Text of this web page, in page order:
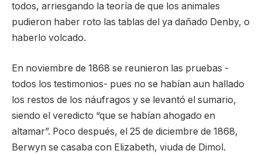
todos, arriesgando la teoría de que los animales
pudieron haber roto las tablas del ya dañado Denby, o
haberlo volcado.
En noviembre de 1868 se reunieron las pruebas -
todos los testimonios- pues no se habían aun hallado
los restos de los náufragos y se levantó el sumario,
siendo el veredicto “que se habían ahogado en
altamar”. Poco después, el 25 de diciembre de 1868,
Berwyn se casaba con Elizabeth, viuda de Dimol.